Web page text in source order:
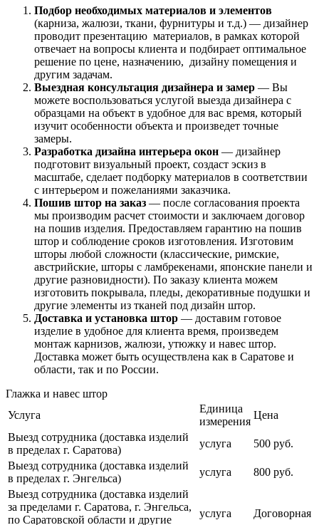
Подбор необходимых материалов и элементов
(карниза, жалюзи, ткани, фурнитуры и т.д.) — дизайнер
проводит презентацию материалов, в рамках которой
отвечает на вопросы клиента и подбирает оптимальное
решение по цене, назначению, дизайну помещения и
другим задачам.
Выездная консультация дизайнера и замер — Вы
можете воспользоваться услугой выезда дизайнера с
образцами на объект в удобное для вас время, который
изучит особенности объекта и произведет точные
замеры.
Разработка дизайна интерьера окон — дизайнер
подготовит визуальный проект, создаст эскиз в
масштабе, сделает подборку материалов в соответствии
с интерьером и пожеланиями заказчика.
Пошив штор на заказ — после согласования проекта
мы производим расчет стоимости и заключаем договор
на пошив изделия. Предоставляем гарантию на пошив
штор и соблюдение сроков изготовления. Изготовим
шторы любой сложности (классические, римские,
австрийские, шторы с ламбрекенами, японские панели и
другие разновидности). По заказу клиента можем
изготовить покрывала, пледы, декоративные подушки и
другие элементы из тканей под дизайн штор.
Доставка и установка штор — доставим готовое
изделие в удобное для клиента время, произведем
монтаж карнизов, жалюзи, утюжку и навес штор.
Доставка может быть осуществлена как в Саратове и
области, так и по России.
Глажка и навес штор
Услуга
Единица
измерения
Цена
Выезд сотрудника (доставка изделий
в пределах г. Саратова)
услуга
500 руб.
Выезд сотрудника (доставка изделий
в пределах г. Энгельса)
услуга
800 руб.
Выезд сотрудника (доставка изделий
за пределами г. Саратова, г. Энгельса,
по Саратовской области и другие
услуга Договорная